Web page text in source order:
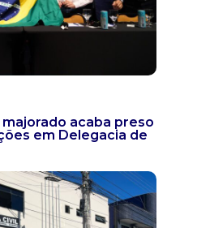
acaba preso
em Delegacia de